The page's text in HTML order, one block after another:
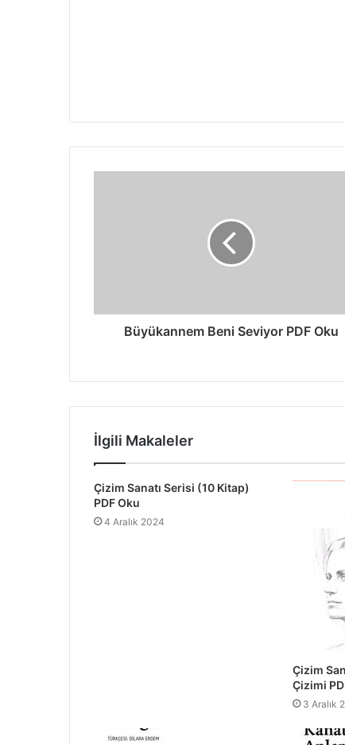
Büyükannem Beni Seviyor PDF Oku
İlgili Makaleler
Çizim Sanatı Serisi (10 Kitap)
PDF Oku
4 Aralık 2024
Çizim
Çizimi
3 Aralık